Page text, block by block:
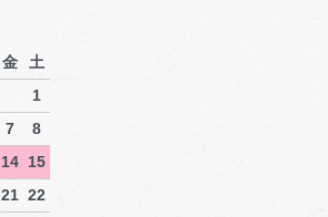
金
土
1
7
8
14 15
21 22